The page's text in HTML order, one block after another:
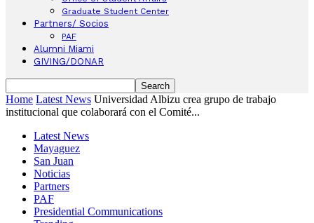
Graduate Student Center
Partners/ Socios
PAF
Alumni Miami
GIVING/DONAR
Home Latest News Universidad Albizu crea grupo de trabajo
institucional que colaborará con el Comité...
Latest News
Mayaguez
San Juan
Noticias
Partners
PAF
Presidential Communications